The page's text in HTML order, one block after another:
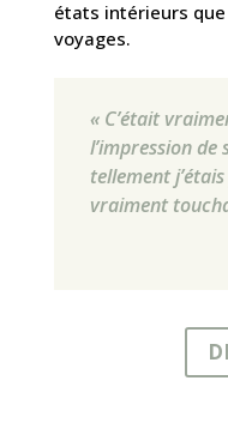
états intérieurs
voyages.
« C’était
l’impression
tellement
vraiment